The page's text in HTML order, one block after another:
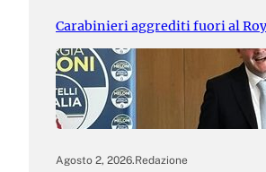
Carabinieri aggrediti fuori al
Agosto 2, 2026.Redazione